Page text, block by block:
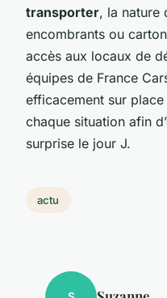
transporter, la nature
encombrants ou
accès aux locaux de
équipes de France
efficacement sur
chaque situation afin
surprise le jour J.
actu